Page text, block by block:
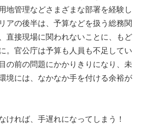
地管理などさまざまな部署を経験し
アの後半は、予算などを扱う総務関
直接現場に関われないことに、もど
。官公庁は予算も人員も不足してい
の前の問題にかかりきりになり、未
境には、なかなか手を付ける余裕が
れば、手遅れになってしまう！